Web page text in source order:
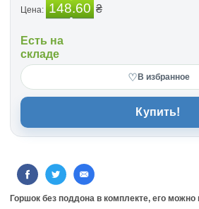
Цена: 148.60 ₴
Есть на
складе
♡ В избранное
Купить!
Горшок без поддона в комплекте, его можно